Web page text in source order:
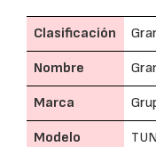
Clasificación
Nombre
Marca
Modelo